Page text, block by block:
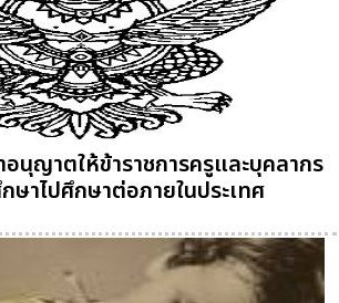
นุญาตให้ข้าราชการครูและบุคลากร
ษาไปศึกษาต่อภายในประเทศ